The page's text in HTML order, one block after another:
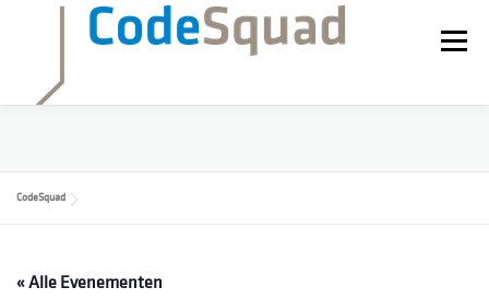
inhoud
Menu
CodeSquad
« Alle Evenementen